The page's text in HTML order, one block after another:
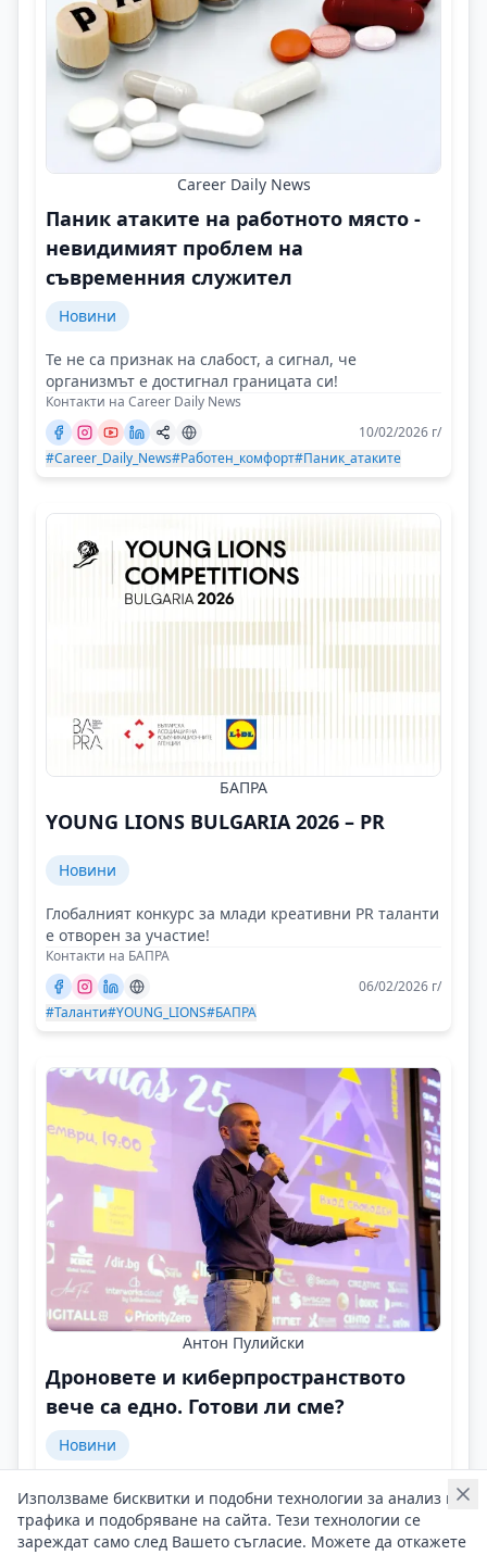
Career Daily News
Паник атаките на работното място -
невидимият проблем на
съвременния служител
Новини
Те не са признак на слабост, а сигнал, че
организмът е достигнал границата си!
Контакти на Career Daily News
10/02/2026 г/
#Career_Daily_News#Работен_комфорт#Паник_атаките
БАПРА
YOUNG LIONS BULGARIA 2026 – PR
Новини
Глобалният конкурс за млади креативни PR таланти
е отворен за участие!
Контакти на БАПРА
06/02/2026 г/
#Таланти#YOUNG_LIONS#БАПРА
Антон Пулийски
Дроновете и киберпространството
вече са едно. Готови ли сме?
Новини
Технологиите не са опасни. Опасно е незнанието!
Контакти на Антон Пулийски
02/02/2026 г/
Използваме бисквитки и подобни технологии за анализ на
трафика и подобряване на сайта. Тези технологии се
зареждат само след Вашето съгласие. Можете да откажете